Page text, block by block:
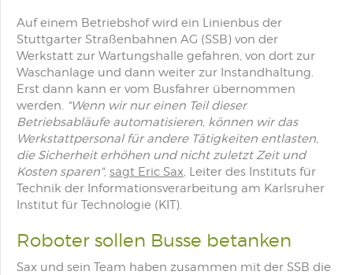
Auf einem Betriebshof wird ein Linienbus der
Stuttgarter Straßenbahnen AG (SSB) von der
Werkstatt zur Wartungshalle gefahren, von dort zur
Waschanlage und dann weiter zur Instandhaltung.
Erst dann kann er vom Busfahrer übernommen
werden. "Wenn wir nur einen Teil dieser
Betriebsabläufe automatisieren, können wir das
Werkstattpersonal für andere Tätigkeiten entlasten,
die Sicherheit erhöhen und nicht zuletzt Zeit und
Kosten sparen", sagt Eric Sax, Leiter des Instituts für
Technik der Informationsverarbeitung am Karlsruher
Institut für Technologie (KIT).
Roboter sollen Busse betanken
Sax und sein Team haben zusammen mit der SSB die